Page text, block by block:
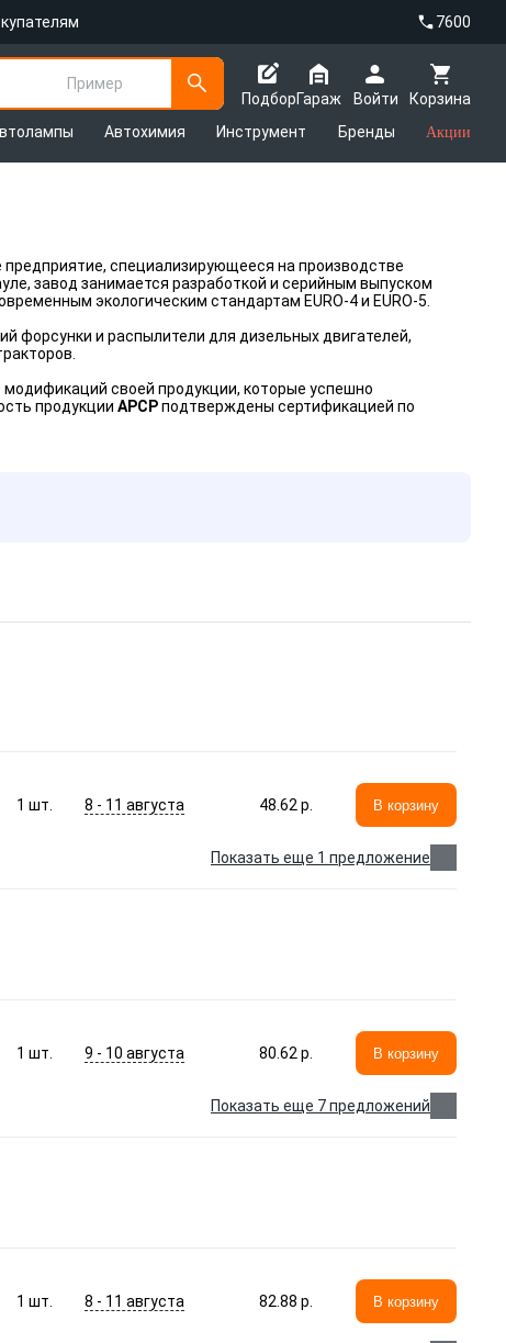
7600
Пример
Подбор
Корзина
Гараж
Войти
Автохимия Инструмент Бренды Акции
специализирующееся на производстве
завод занимается разработкой и серийным выпуском
экологическим стандартам EURO-4 и EURO-5.
форсунки и распылители для дизельных двигателей,
своей продукции, которые успешно
продукции APCPподтверждены сертификацией по
1шт. 8 - 11 августа 48.62 p. В корзину
Показать еще 1 предложение
1шт. 9 - 10 августа 80.62 p. В корзину
Показать еще 7 предложений
1шт. 8 - 11 августа 82.88 p. В корзину